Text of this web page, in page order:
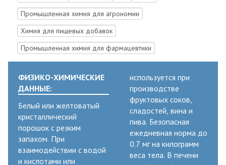
Промышленная химия для агрономии
Химия для пищевых добавок
Промышленная химия для фармацевтики
ФИЗИКО-ХИМИЧЕСКИЕ
ДАННЫЕ:
Белый или желтоватый
кристаллический
порошок с резким
запахом. При
взаимодействии с водой
и кислотами или
используется при
производстве
фруктовых соков,
сладостей, вина и
пива. Безопасная
ежедневная норма до
0.7 мг на килограмм
веса тела. В печени